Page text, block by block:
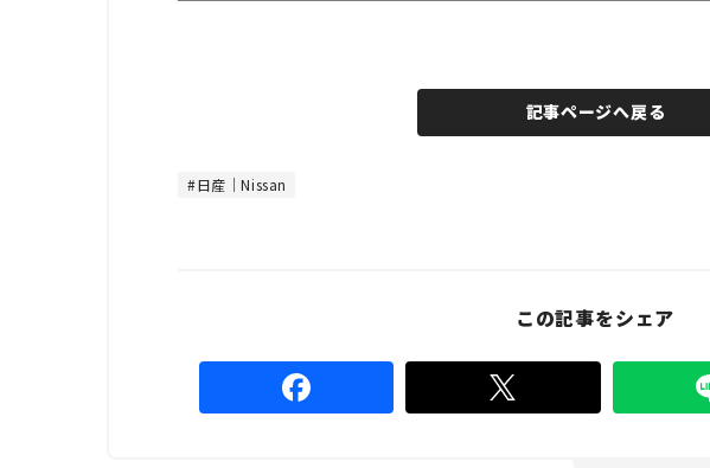
記事ページへ戻る
日産｜Nissan
この記事をシェア